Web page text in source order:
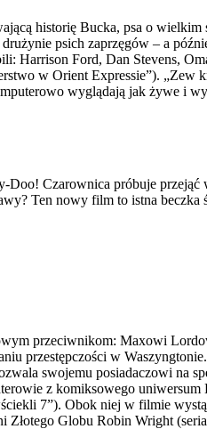
historię Bucka, psa o
psich zaprzęgów – a
Harrison Ford, Dan Stevens,
w Orient Expressie”).
wyglądają jak żywe i
Czarownica próbuje
Ten nowy film to istna
przeciwnikom: Maxowi
przestępczości w
swojemu posiadaczowi na
z komiksowego
7”). Obok niej w filmie
Globu Robin Wright